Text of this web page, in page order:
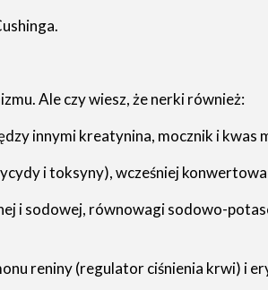
Ale czy wiesz, że nerki również:
innymi kreatynina, mocznik i kwas
i toksyny), wcześniej
i sodowej, równowagi sodowo-
reniny (regulator ciśnienia krwi)